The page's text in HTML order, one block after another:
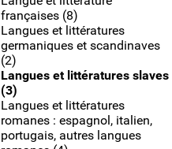
françaises (8)
Langues et littératures
germaniques et scandinaves
(2)
Langues et littératures slaves
(3)
Langues et littératures
romanes : espagnol, italien,
portugais, autres langues